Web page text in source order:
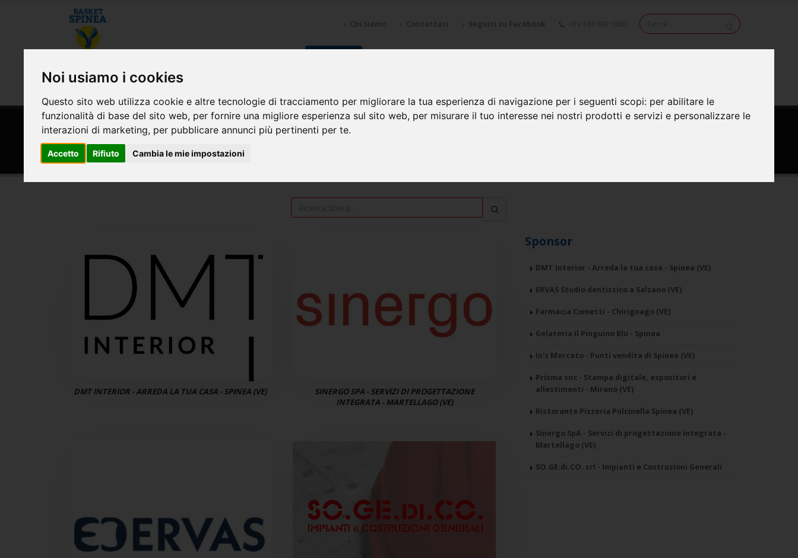
Noi usiamo i cookies
Questo sito web utilizza cookie e altre tecnologie di tracciamento per migliorare la tua esperienza di navigazione per i seguenti scopi: per abilitare le
funzionalità di base del sito web, per fornire una migliore esperienza sul sito web, per misurare il tuo interesse nei nostri prodotti e servizi e personalizzare le
interazioni di marketing, per pubblicare annunci più pertinenti per te.
Accetto Rifiuto Cambia le mie impostazioni
AREA RISERVATA
HOME SPONSOR
Sponsor
DMT INTERIOR - ARREDA LA TUA CASA - SPINEA (VE)
SINERGO SPA - SERVIZI DI PROGETTAZIONE
INTEGRATA - MARTELLAGO (VE)
Sponsor
DMT Interior - Arreda la tua casa - Spinea (VE)
ERVAS Studio dentistico a Salzano (VE)
Farmacia Cometti - Chirignago (VE)
Gelateria Il Pinguino Blu - Spinea
In's Mercato - Punti vendita di Spinea (VE)
Prisma snc - Stampa digitale, espositori e
allestimenti - Mirano (VE)
Ristorante Pizzeria Pulcinella Spinea (VE)
Sinergo SpA - Servizi di progettazione integrata -
Martellago (VE)
SO.GE.di.CO. srl - Impianti e Costruzioni Generali